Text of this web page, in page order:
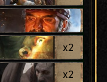
x2
x2